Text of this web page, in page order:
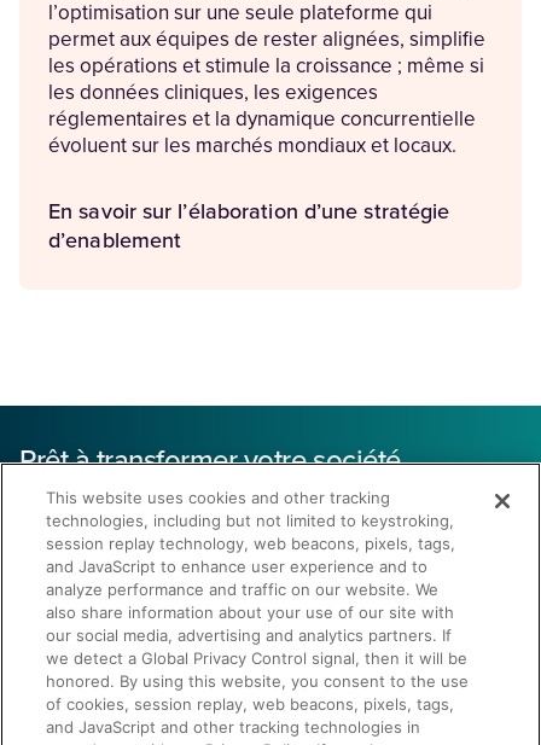
l’optimisation sur une seule plateforme qui
permet aux équipes de rester alignées, simplifie
les opérations et stimule la croissance ; même si
les données cliniques, les exigences
réglementaires et la dynamique concurrentielle
évoluent sur les marchés mondiaux et locaux.
En savoir sur l’élaboration d’une stratégie
d’enablement
Prêt à transformer votre société
grâce à un enablement spécifique aux
secteurs
de la santé et des sciences de la vie ?
Réduction de 43 %
de la durée des cycles de vente
This website uses cookies and other tracking
technologies, including but not limited to keystroking,
session replay technology, web beacons, pixels, tags,
and JavaScript to enhance user experience and to
analyze performance and traffic on our website. We
also share information about your use of our site with
our social media, advertising and analytics partners. If
we detect a Global Privacy Control signal, then it will be
honored. By using this website, you consent to the use
of cookies, session replay, web beacons, pixels, tags,
and JavaScript and other tracking technologies in